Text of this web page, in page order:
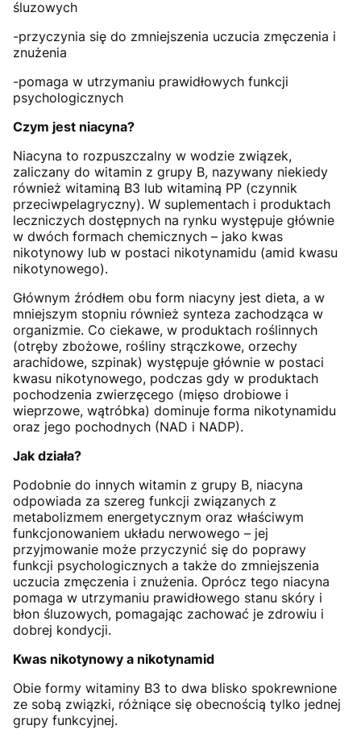
śluzowych
-przyczynia się do zmniejszenia uczucia zmęczenia i
znużenia
-pomaga w utrzymaniu prawidłowych funkcji
psychologicznych
Czym jest niacyna?
Niacyna to rozpuszczalny w wodzie związek,
zaliczany do witamin z grupy B, nazywany niekiedy
również witaminą B3 lub witaminą PP (czynnik
przeciwpelagryczny). W suplementach i produktach
leczniczych dostępnych na rynku występuje głównie
w dwóch formach chemicznych – jako kwas
nikotynowy lub w postaci nikotynamidu (amid kwasu
nikotynowego).
Głównym źródłem obu form niacyny jest dieta, a w
mniejszym stopniu również synteza zachodząca w
organizmie. Co ciekawe, w produktach roślinnych
(otręby zbożowe, rośliny strączkowe, orzechy
arachidowe, szpinak) występuje głównie w postaci
kwasu nikotynowego, podczas gdy w produktach
pochodzenia zwierzęcego (mięso drobiowe i
wieprzowe, wątróbka) dominuje forma nikotynamidu
oraz jego pochodnych (NAD i NADP).
Jak działa?
Podobnie do innych witamin z grupy B, niacyna
odpowiada za szereg funkcji związanych z
metabolizmem energetycznym oraz właściwym
funkcjonowaniem układu nerwowego – jej
przyjmowanie może przyczynić się do poprawy
funkcji psychologicznych a także do zmniejszenia
uczucia zmęczenia i znużenia. Oprócz tego niacyna
pomaga w utrzymaniu prawidłowego stanu skóry i
błon śluzowych, pomagając zachować je zdrowiu i
dobrej kondycji.
Kwas nikotynowy a nikotynamid
Obie formy witaminy B3 to dwa blisko spokrewnione
ze sobą związki, różniące się obecnością tylko jednej
grupy funkcyjnej.